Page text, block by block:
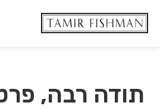
תודה רבה,